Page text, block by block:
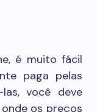
é muito fácil
paga pelas
você deve
onde os preços